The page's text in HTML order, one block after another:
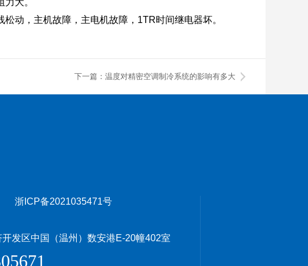
动，主机故障，主电机故障，1TR时间继电器坏。
下一篇：温度对精密空调制冷系统的影响有多大
浙ICP备2021035471号
发区中国（温州）数安港E-20幢402室